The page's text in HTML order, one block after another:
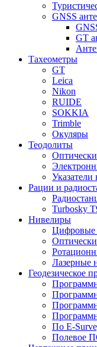
GNSS
GT
Тахеометры
GT
Leica
Nikon
RUIDE
SOKKIA
Trimble
Окуляры
Теодолиты
Рации и
Turbosky
Нивелиры
Цифровые
Лазерные
Геодезическое
По E-
Полевое